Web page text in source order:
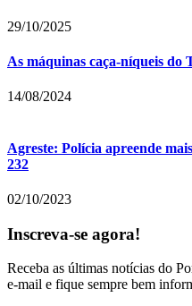
29/10/2025
As máquinas caça-níqueis do
14/08/2024
Agreste: Polícia apreende
232
02/10/2023
Inscreva-se agora!
Receba as últimas notícias do
e-mail e fique sempre bem